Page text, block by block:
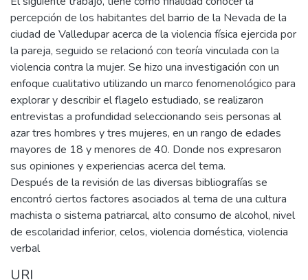
percepción de los habitantes del barrio de la Nevada de la
ciudad de Valledupar acerca de la violencia física ejercida por
la pareja, seguido se relacionó con teoría vinculada con la
violencia contra la mujer. Se hizo una investigación con un
enfoque cualitativo utilizando un marco fenomenológico para
explorar y describir el flagelo estudiado, se realizaron
entrevistas a profundidad seleccionando seis personas al
azar tres hombres y tres mujeres, en un rango de edades
mayores de 18 y menores de 40. Donde nos expresaron
sus opiniones y experiencias acerca del tema.
Después de la revisión de las diversas bibliografías se
encontró ciertos factores asociados al tema de una cultura
machista o sistema patriarcal, alto consumo de alcohol, nivel
de escolaridad inferior, celos, violencia doméstica, violencia
verbal
URI